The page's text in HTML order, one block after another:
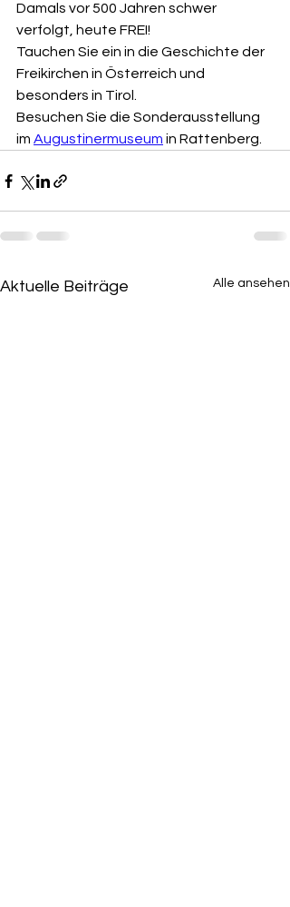
Damals vor 500 Jahren schwer
verfolgt, heute FREI!
Tauchen Sie ein in die Geschichte der
Freikirchen in Österreich und
besonders in Tirol.
Besuchen Sie die Sonderausstellung
im Augustinermuseum in Rattenberg.
Aktuelle Beiträge Alle ansehen